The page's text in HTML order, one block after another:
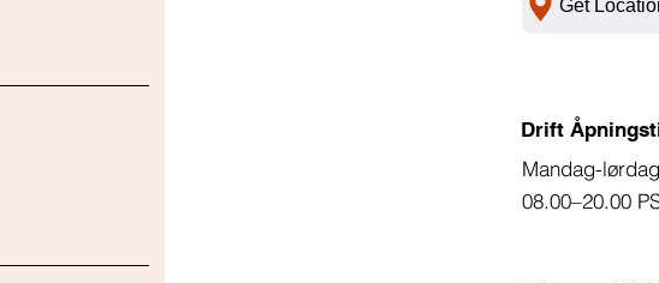
Get
Drift
Mandag-lørdag
08.00–20.00